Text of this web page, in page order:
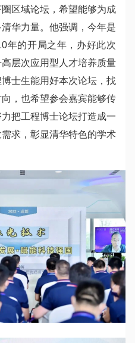
区域论坛，希望能够为成
华力量。他强调，今年是
年的开局之年，办好此次
层次应用型人才培养质量
士生能用好本次论坛，找
，也希望参会嘉宾能够传
把工程博士论坛打造成一
求，彰显清华特色的学术